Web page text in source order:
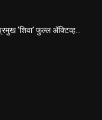
‘शिवा’ फुल्ल ॲक्टिव्ह…